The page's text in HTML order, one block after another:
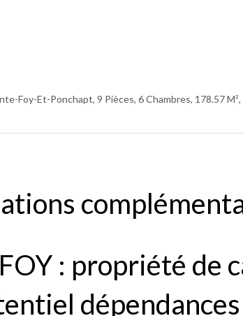
Foy-Et-Ponchapt, 9 Pièces, 6 Chambres, 178.57 M²,
: propriété de